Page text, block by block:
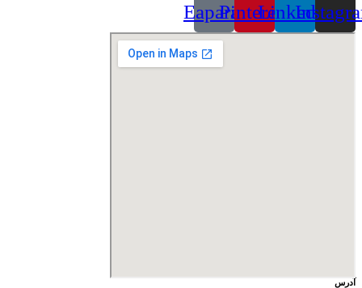
Linkedin
Pinterest
Eaparat
آدرس